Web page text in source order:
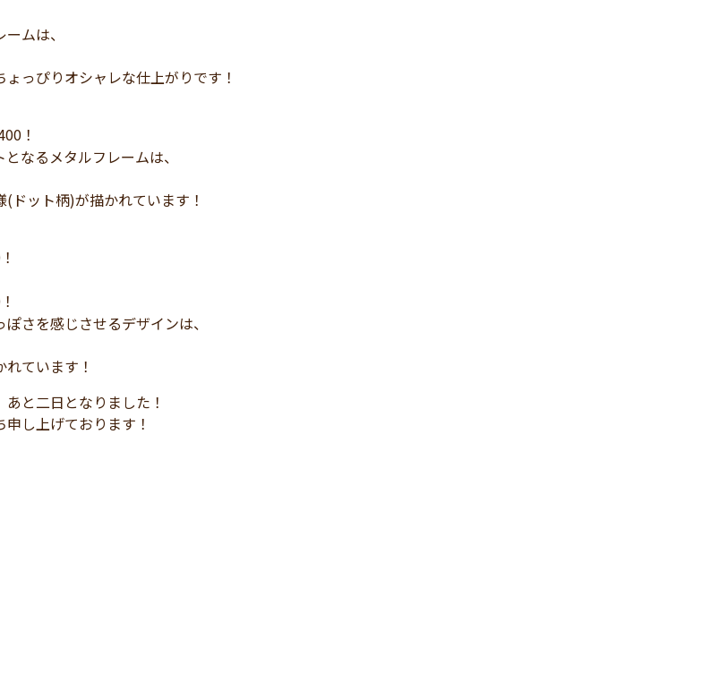
ムは、
っぴりオシャレな仕上がりです！
！
なるメタルフレームは、
ドット柄)が描かれています！
さを感じさせるデザインは、
ています！
と二日となりました！
し上げております！